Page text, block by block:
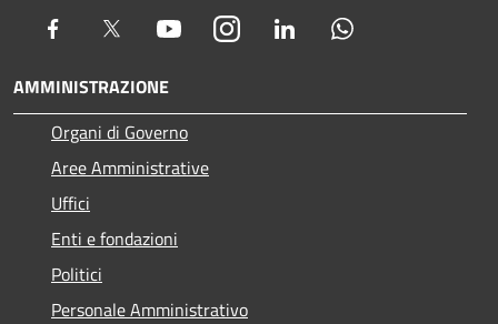
Facebook Twitter YoutubeInstagram LinkedIn
AMMINISTRAZIONE
Organi di Governo
Aree Amministrative
Uffici
Enti e fondazioni
Politici
Personale Amministrativo